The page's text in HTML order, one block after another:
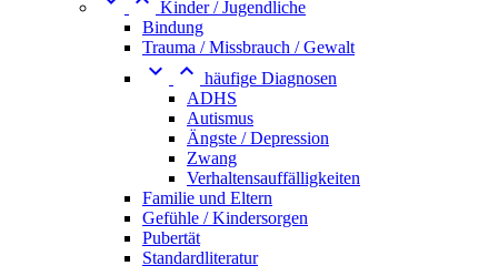
Kinder / Jugendliche
Bindung
Trauma / Missbrauch / Gewalt
  häufige Diagnosen
ADHS
Autismus
Ängste / Depression
Zwang
Verhaltensauffälligkeiten
Familie und Eltern
Gefühle / Kindersorgen
Pubertät
Standardliteratur